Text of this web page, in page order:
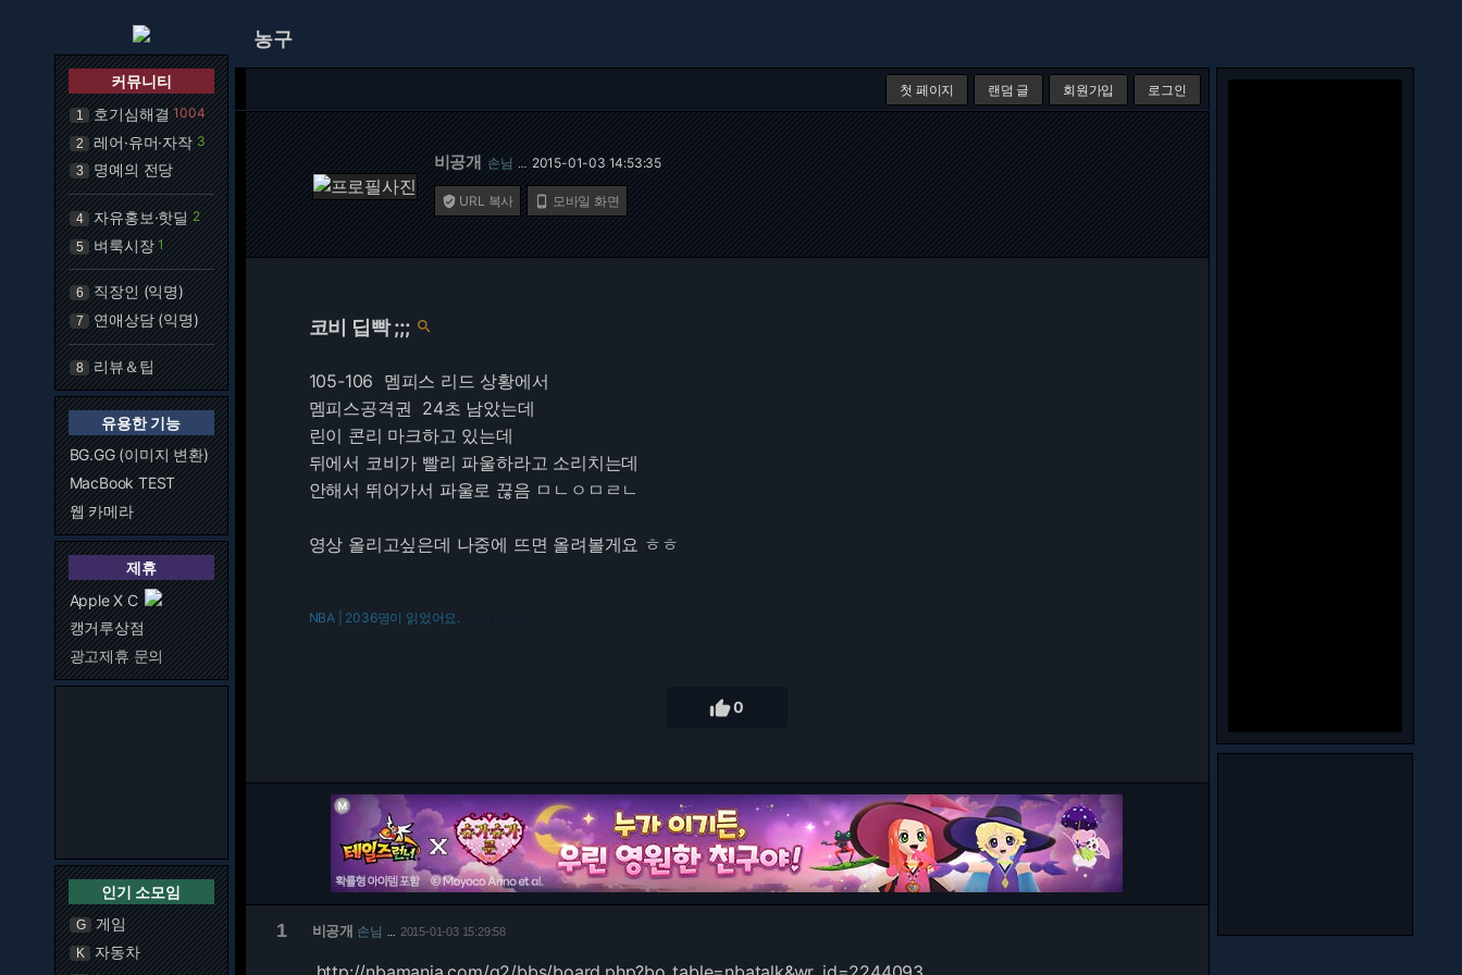
커뮤니티
1 호기심해결 1004
2 레어·유머·자작 3
3 명예의 전당
4 자유홍보·핫딜 2
5 벼룩시장 1
6 직장인 (익명)
7 연애상담 (익명)
8 리뷰＆팁
유용한 기능
BG.GG (이미지 변환)
MacBook TEST
웹 카메라
제휴
Apple X C
캥거루상점
광고제휴 문의
인기 소모임
G 게임
K 자동차
농구
첫 페이지 랜덤 글 회원가입 로그인
비공개 손님 … 2015-01-03 14:53:35
 URL 복사  모바일 화면
코비 딥빡 ;;; 
105-106 멤피스 리드 상황에서
멤피스공격권 24초 남았는데
린이 콘리 마크하고 있는데
뒤에서 코비가 빨리 파울하라고 소리치는데
안해서 뛰어가서 파울로 끊음 ㅁㄴㅇㅁㄹㄴ
영상 올리고싶은데 나중에 뜨면 올려볼게요 ㅎㅎ
NBA | 2036명이 읽었어요.
0
1 비공개 손님 2015-01-03 15:29:58